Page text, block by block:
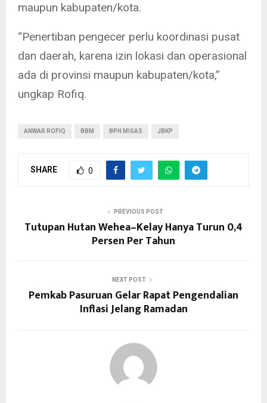
maupun kabupaten/kota.
“Penertiban pengecer perlu koordinasi pusat
dan daerah, karena izin lokasi dan operasional
ada di provinsi maupun kabupaten/kota,”
ungkap Rofiq.
ANWAR ROFIQ BBM BPH MIGAS JBKP
SHARE 0
PREVIOUS POST
Tutupan Hutan Wehea–Kelay Hanya Turun 0,4
Persen Per Tahun
NEXT POST
Pemkab Pasuruan Gelar Rapat Pengendalian
Inflasi Jelang Ramadan